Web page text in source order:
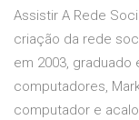
Assistir A Rede
criação da rede
em 2003,
computadores,
computador e